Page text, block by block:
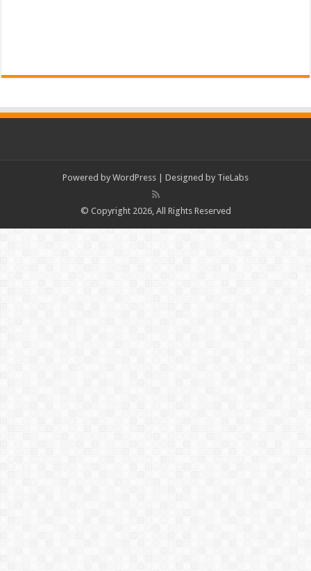
Powered by WordPress | Designed by TieLabs
© Copyright 2026, All Rights Reserved